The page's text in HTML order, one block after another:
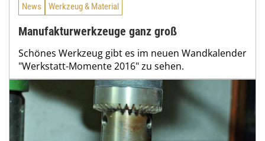
News Werkzeug & Material
Manufakturwerkzeuge ganz groß
Schönes Werkzeug gibt es im neuen Wandkalender
"Werkstatt-Momente 2016" zu sehen.